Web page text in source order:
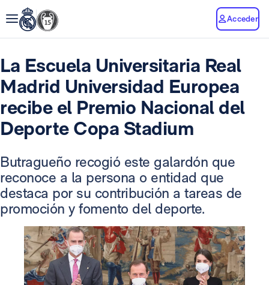
Acceder
La Escuela Universitaria Real
Madrid Universidad Europea
recibe el Premio Nacional del
Deporte Copa Stadium
Butragueño recogió este galardón que
reconoce a la persona o entidad que
destaca por su contribución a tareas de
promoción y fomento del deporte.